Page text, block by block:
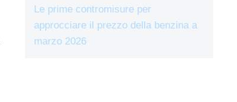
Le prime contromisure per
approcciare il prezzo della benzina a
marzo 2026